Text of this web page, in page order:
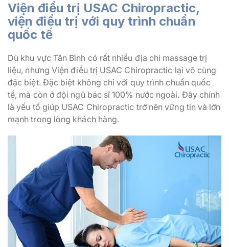
Viện điều trị USAC Chiropractic,
viện điều trị với quy trình chuẩn
quốc tế
Dù khu vực Tân Bình có rất nhiều địa chỉ massage trị
liệu, nhưng Viện điều trị USAC Chiropractic lại vô cùng
đặc biệt. Đặc biệt không chỉ với quy trình chuẩn quốc
tế, mà còn ở đội ngũ bác sĩ 100% nước ngoài. Đây chính
là yếu tố giúp USAC Chiropractic trở nên vững tin và lớn
mạnh trong lòng khách hàng.